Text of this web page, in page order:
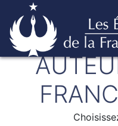
Skip
to Éditions de la